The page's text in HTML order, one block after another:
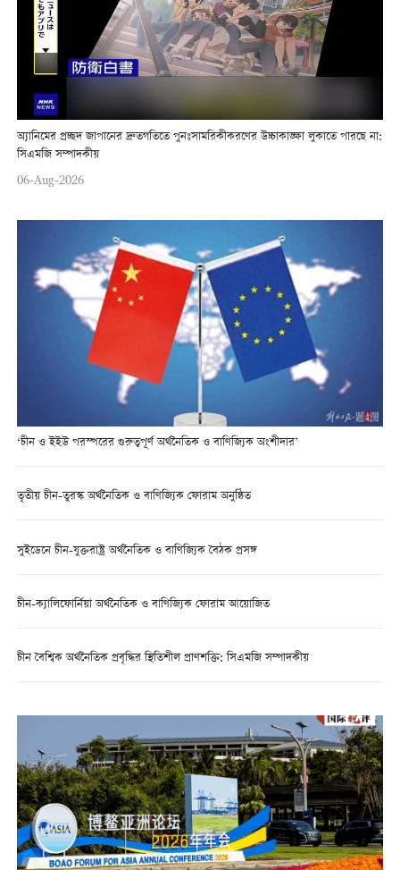
অ্যানিমের প্রচ্ছদ জাপানের দ্রুতগতিতে পুনঃসামরিকীকরণের উচ্চাকাঙ্ক্ষা লুকাতে পারছে না:
সিএমজি সম্পাদকীয়
06-Aug-2026
‘চীন ও ইইউ পরস্পরের গুরুত্বপূর্ণ অর্থনৈতিক ও বাণিজ্যিক অংশীদার’
তৃতীয় চীন-তুরস্ক অর্থনৈতিক ও বাণিজ্যিক ফোরাম অনুষ্ঠিত
সুইডেনে চীন-যুক্তরাষ্ট্র অর্থনৈতিক ও বাণিজ্যিক বৈঠক প্রসঙ্গ
চীন-ক্যালিফোর্নিয়া অর্থনৈতিক ও বাণিজ্যিক ফোরাম আয়োজিত
চীন বৈশ্বিক অর্থনৈতিক প্রবৃদ্ধির স্থিতিশীল প্রাণশক্তি: সিএমজি সম্পাদকীয়